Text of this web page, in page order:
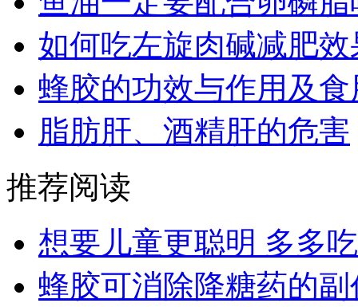
如何吃左旋肉碱减肥
蜂胶的功效与作用及
脂肪肝、酒精肝的危害
推荐阅读
想要儿童更聪明 多多
蜂胶可消除降糖药的副